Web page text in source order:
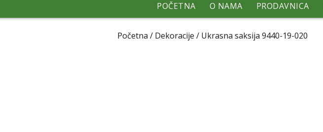
POČETNA O NAMA PRODAVNICA
Početna / Dekoracije / Ukrasna saksija 9440-19-020